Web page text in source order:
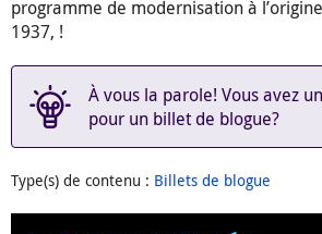
programme de modernisation à
1937, !
À vous la parole! Vous avez
pour un billet de blogue?
Type(s) de contenu : Billets de blogue